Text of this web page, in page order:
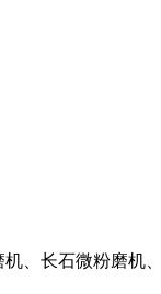
、长石微粉磨机